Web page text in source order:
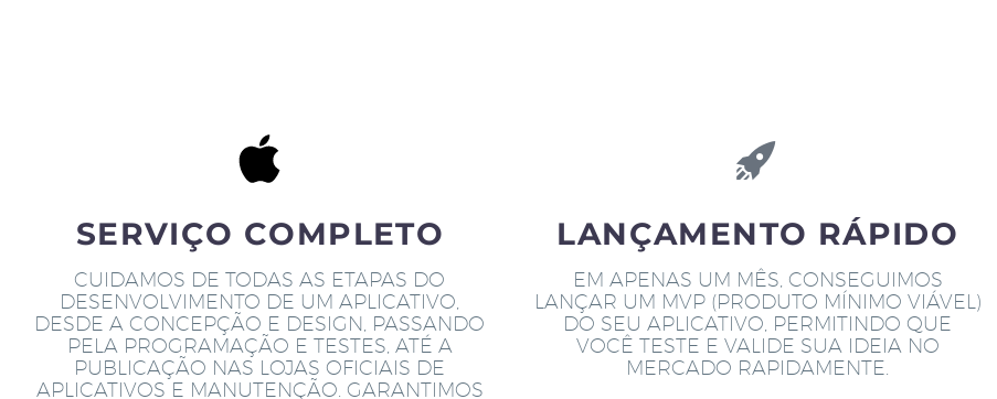
SERVIÇO COMPLETO
CUIDAMOS DE TODAS AS ETAPAS DO
DESENVOLVIMENTO DE UM APLICATIVO,
DESDE A CONCEPÇÃO E DESIGN, PASSANDO
PELA PROGRAMAÇÃO E TESTES, ATÉ A
PUBLICAÇÃO NAS LOJAS OFICIAIS DE
APLICATIVOS E MANUTENÇÃO. GARANTIMOS
LANÇAMENTO RÁPIDO
EM APENAS UM MÊS, CONSEGUIMOS
LANÇAR UM MVP (PRODUTO MÍNIMO VIÁVEL)
DO SEU APLICATIVO, PERMITINDO QUE
VOCÊ TESTE E VALIDE SUA IDEIA NO
MERCADO RAPIDAMENTE.